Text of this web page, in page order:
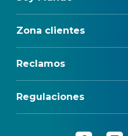
Zona clientes
Reclamos
Regulaciones